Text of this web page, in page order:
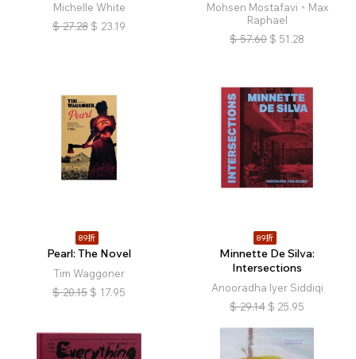
Michelle White
$ 27.28 $ 23.19
Mohsen Mostafavi、Max
Raphael
$ 57.60 $ 51.28
89折
Pearl: The Novel
Tim Waggoner
$ 20.15 $ 17.95
89折
Minnette De Silva:
Intersections
Anooradha Iyer Siddiqi
$ 29.14 $ 25.95